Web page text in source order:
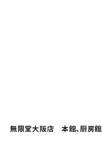
無限堂大阪店 本館、厨房館